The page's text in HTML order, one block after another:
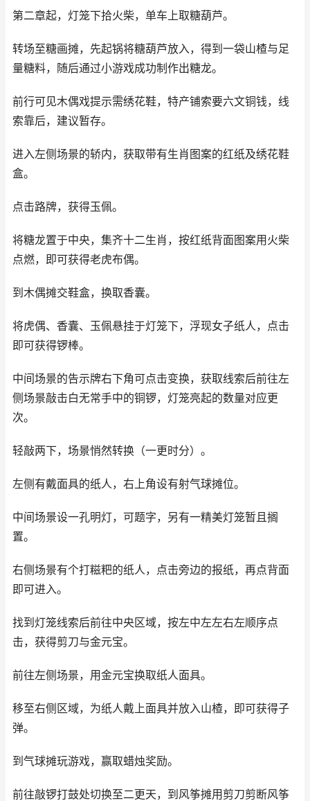
第二章起，灯笼下拾火柴，单车上取糖葫芦。
转场至糖画摊，先起锅将糖葫芦放入，得到一袋山楂与足
量糖料，随后通过小游戏成功制作出糖龙。
前行可见木偶戏提示需绣花鞋，特产铺索要六文铜钱，线
索靠后，建议暂存。
进入左侧场景的轿内，获取带有生肖图案的红纸及绣花鞋
盒。
点击路牌，获得玉佩。
将糖龙置于中央，集齐十二生肖，按红纸背面图案用火柴
点燃，即可获得老虎布偶。
到木偶摊交鞋盒，换取香囊。
将虎偶、香囊、玉佩悬挂于灯笼下，浮现女子纸人，点击
即可获得锣棒。
中间场景的告示牌右下角可点击变换，获取线索后前往左
侧场景敲击白无常手中的铜锣，灯笼亮起的数量对应更
次。
轻敲两下，场景悄然转换（一更时分）。
左侧有戴面具的纸人，右上角设有射气球摊位。
中间场景设一孔明灯，可题字，另有一精美灯笼暂且搁
置。
右侧场景有个打糍粑的纸人，点击旁边的报纸，再点背面
即可进入。
找到灯笼线索后前往中央区域，按左中左左右左顺序点
击，获得剪刀与金元宝。
前往左侧场景，用金元宝换取纸人面具。
移至右侧区域，为纸人戴上面具并放入山楂，即可获得子
弹。
到气球摊玩游戏，赢取蜡烛奖励。
前往敲锣打鼓处切换至二更天，到风筝摊用剪刀剪断风筝